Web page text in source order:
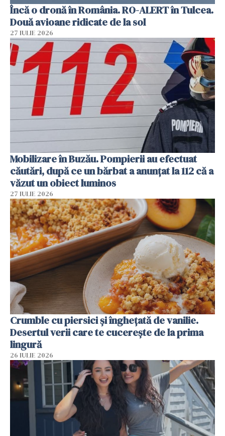
Încă o dronă în România. RO-ALERT în Tulcea.
Două avioane ridicate de la sol
27 IULIE 2026
Mobilizare în Buzău. Pompierii au efectuat
căutări, după ce un bărbat a anunțat la 112 că a
văzut un obiect luminos
27 IULIE 2026
Crumble cu piersici și înghețată de vanilie.
Desertul verii care te cucerește de la prima
lingură
26 IULIE 2026